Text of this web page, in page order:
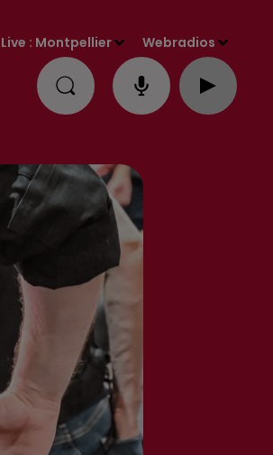
Live : Montpellier Webradios